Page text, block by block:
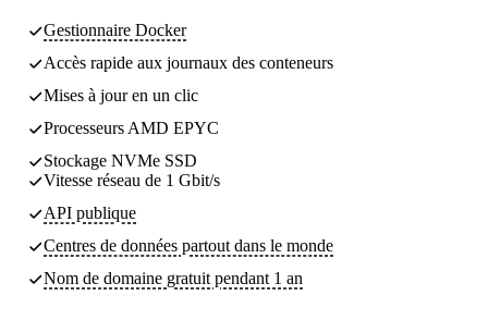
Gestionnaire Docker
Accès rapide aux journaux des conteneurs
Mises à jour en un clic
Processeurs AMD EPYC
Stockage NVMe SSD
Vitesse réseau de 1 Gbit/s
API publique
Centres de données partout dans le monde
Nom de domaine gratuit pendant 1 an